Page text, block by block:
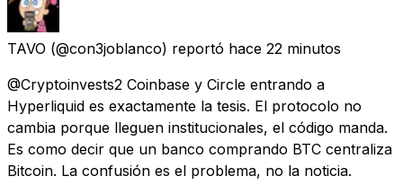
TAVO (@con3joblanco) reportó hace 22 minutos
@Cryptoinvests2 Coinbase y Circle entrando a
Hyperliquid es exactamente la tesis. El protocolo no
cambia porque lleguen institucionales, el código manda.
Es como decir que un banco comprando BTC centraliza
Bitcoin. La confusión es el problema, no la noticia.